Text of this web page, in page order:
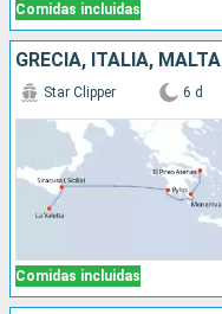
Comidas incluidas
GRECIA, ITALIA, MALTA
Comidas incluidas
Star Clipper 6 d